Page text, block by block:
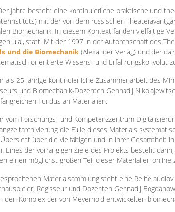
Jahre besteht eine kontinuierliche praktische und
mit der von dem russischen
Biomechanik. In diesem Kontext fanden vielfältige
u.a., statt. Mit der 1997 in der Autorenschaft des
und die Biomechanik (Alexander Verlag) und der
orientierte Wissens- und Erfahrungskonvolut
als 25-jährige kontinuierliche Zusammenarbeit des
und Biomechanik-Dozenten Gennadij
Fundus an Materialien.
vom Forschungs- und Kompetenzzentrum
die Fülle dieses Materials
über die vielfältigen und in ihrer Gesamtheit
Eines der vorrangigen Ziele des Projekts besteht
einen möglichst großen Teil dieser Materialien online
Materialsammlung steht eine Reihe
Regisseur und Dozenten Gennadij
den Komplex der von Meyerhold entwickelten